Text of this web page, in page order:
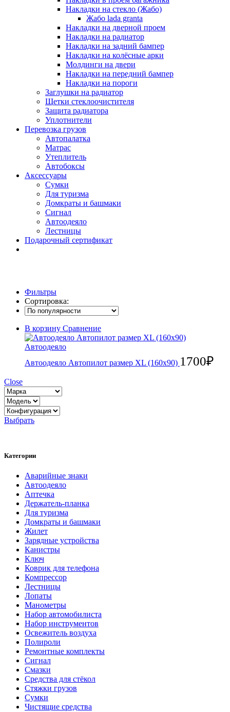
Накладки на стекло (Жабо)
Жабо lada granta
Накладки на дверной проем
Накладки на радиатор
Накладки на задний бампер
Накладки на колёсные арки
Молдинги на двери
Накладки на передний бампер
Накладки на пороги
Заглушки на радиатор
Щетки стеклоочистителя
Защита радиатора
Уплотнители
Перевозка грузов
Автопалатка
Матрас
Утеплитель
Автобоксы
Аксессуары
Сумки
Для туризма
Домкраты и башмаки
Сигнал
Автоодеяло
Лестницы
Подарочный сертификат
Фильтры
Сортировка:
В корзину Сравнение
Автоодеяло
Автоодеяло Автопилот размер XL (160x90) 1700₽
Close
Выбрать
Категории
Аварийные знаки
Автоодеяло
Аптечка
Держатель-планка
Для туризма
Домкраты и башмаки
Жилет
Зарядные устройства
Канистры
Ключ
Коврик для телефона
Компрессор
Лестницы
Лопаты
Манометры
Набор автомобилиста
Набор инструментов
Освежитель воздуха
Полироли
Ремонтные комплекты
Сигнал
Смазки
Средства для стёкол
Стяжки грузов
Сумки
Чистящие средства